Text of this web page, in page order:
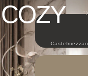
COZY